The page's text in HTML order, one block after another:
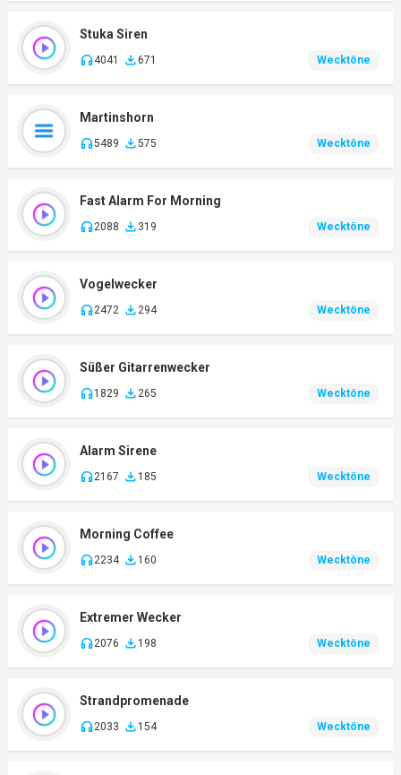
Stuka Siren
4041 671 Wecktöne
Martinshorn
5489 575 Wecktöne
Fast Alarm For Morning
2088 319 Wecktöne
Vogelwecker
2472 294 Wecktöne
Süßer Gitarrenwecker
1829 265 Wecktöne
Alarm Sirene
2167 185 Wecktöne
Morning Coffee
2234 160 Wecktöne
Extremer Wecker
2076 198 Wecktöne
Strandpromenade
2033 154 Wecktöne